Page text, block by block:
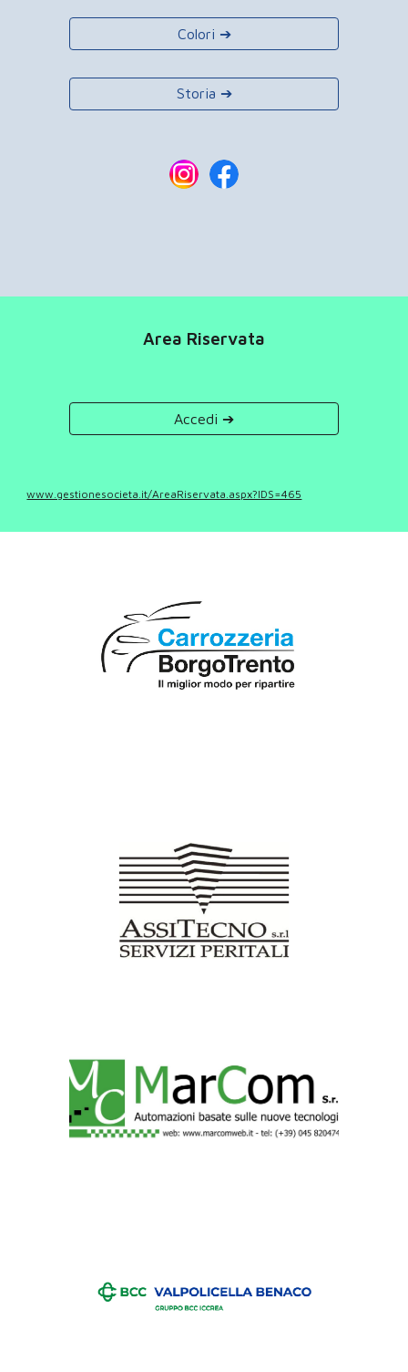
Colori ➔
Storia ➔
Area Riservata
Accedi ➔
www.gestionesocieta.it/AreaRiservata.aspx?IDS=465